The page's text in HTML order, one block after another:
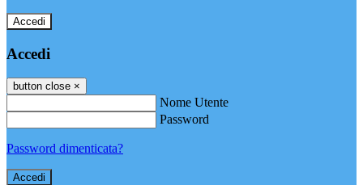
Accedi
Accedi
button close ×
Nome Utente
Password
Password dimenticata?